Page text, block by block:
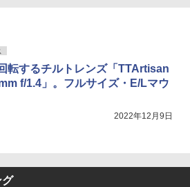
転するチルトレンズ「TTArtisan
f/1.4」。フルサイズ・E/Lマウ
2022年12月9日
グ